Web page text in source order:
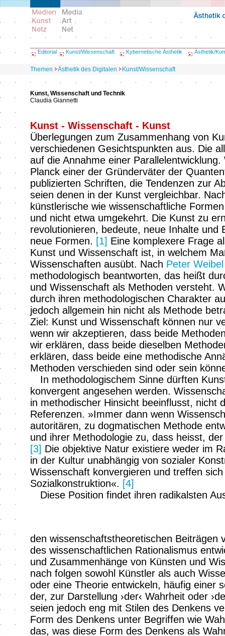
Editorial Kunst/Wissenschaft Kybernetische Ästhetik Ästhetik/
Themen Ästhetik des Digitalen Kunst/Wissenschaft
Kunst, Wissenschaft und Technik
Claudia Giannetti
Kunst - Wissenschaft - Kunst
Überlegungen zum Zusammenhang von
verschiedenen Gesichtspunkten aus. Die
auf die Annahme einer
Planck einer der Gründerväter der
publizierten Schriften, die Tendenzen zur
seien denen in der Kunst vergleichbar.
künstlerische wie wissenschaftliche
und nicht etwa umgekehrt. Die Kunst zu
revolutionieren, bedeute, neue Inhalte und
neue Formen. [1] Eine komplexere Frage
Kunst und Wissenschaft ist, in welchem
Wissenschaften ausübt. Nach Peter Weibel
methodologisch beantworten, das heißt
und Wissenschaft als Methoden versteht.
durch ihren methodologischen Charakter
jedoch allgemein hin nicht als Methode
Ziel: Kunst und Wissenschaft können nur
wenn wir akzeptieren, dass beide
wir erklären, dass beide dieselben
erklären, dass beide eine methodische
Methoden verschieden sind oder sein
In methodologischem Sinne dürften
konvergent angesehen werden.
in methodischer Hinsicht beeinflusst, nicht
Referenzen. »Immer dann wenn
autoritären, zu dogmatischen Methode
und ihrer Methodologie zu, dass heisst,
[3] Die objektive Natur existiere weder im
in der Kultur unabhängig von sozialer
Wissenschaft konvergieren und treffen
Sozialkonstruktion«. [4]
Diese Position findet ihren radikalsten
den wissenschaftstheoretischen Beiträgen
des wissenschaftlichen Rationalismus
und Zusammenhänge von Künsten und
nach folgen sowohl Künstler als auch
oder eine Theorie entwickeln, häufig einer
der, zur Darstellung ›der‹ Wahrheit oder
seien jedoch eng mit Stilen des Denkens
Form des Denkens unter Begriffen wie
das, was diese Form des Denkens als